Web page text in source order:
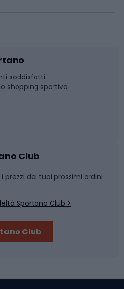
soddisfatti
shopping sportivo
Club
prezzi dei tuoi prossimi ordini
Sportano Club >
Club